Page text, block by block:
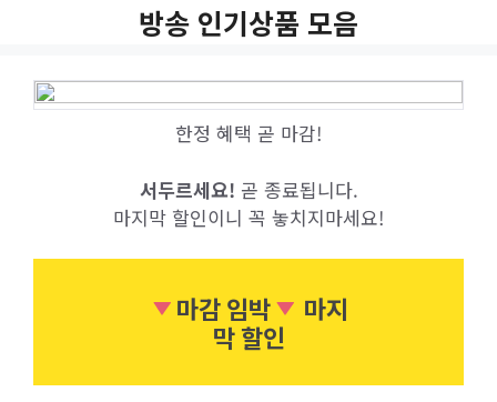
방송 인기상품 모음
한정 혜택 곧 마감!
서두르세요! 곧 종료됩니다.
마지막 할인이니 꼭 놓치지마세요!
마감 임박
마지
막 할인